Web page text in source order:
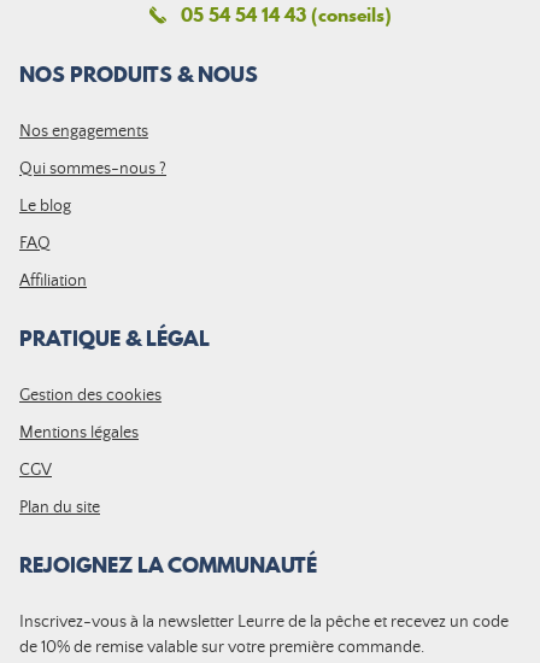
05 54 54 14 43 (conseils)
NOS PRODUITS & NOUS
Nos engagements
Qui sommes-nous ?
Le blog
FAQ
Affiliation
PRATIQUE & LÉGAL
Gestion des cookies
Mentions légales
CGV
Plan du site
REJOIGNEZ LA COMMUNAUTÉ
Inscrivez-vous à la newsletter Leurre de la pêche et recevez un code
de 10% de remise valable sur votre première commande.